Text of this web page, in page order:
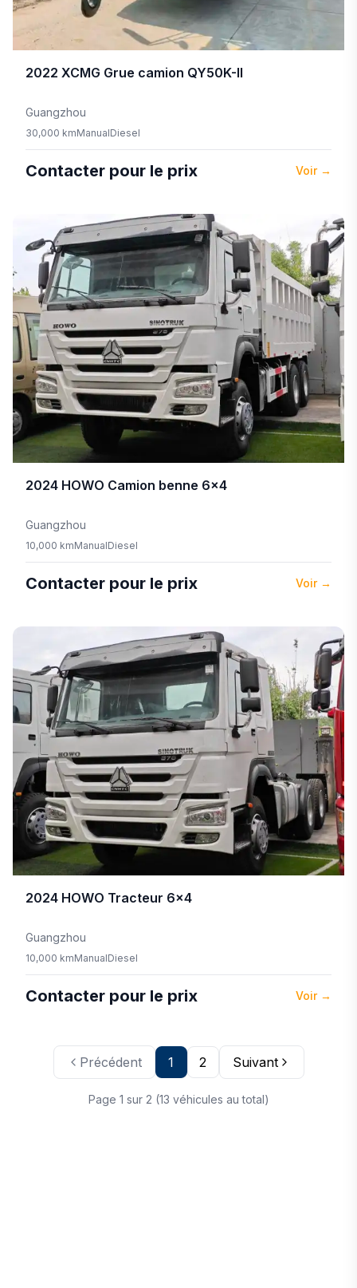
2022 XCMG Grue camion QY50K-II
Guangzhou
30,000 kmManualDiesel
Contacter pour le prix Voir→
2024 HOWO Camion benne 6×4
Guangzhou
10,000 kmManualDiesel
Contacter pour le prix Voir→
2024 HOWO Tracteur 6×4
Guangzhou
10,000 kmManualDiesel
Contacter pour le prix Voir→
Précédent 1 2 Suivant
Page 1 sur 2 (13 véhicules au total)